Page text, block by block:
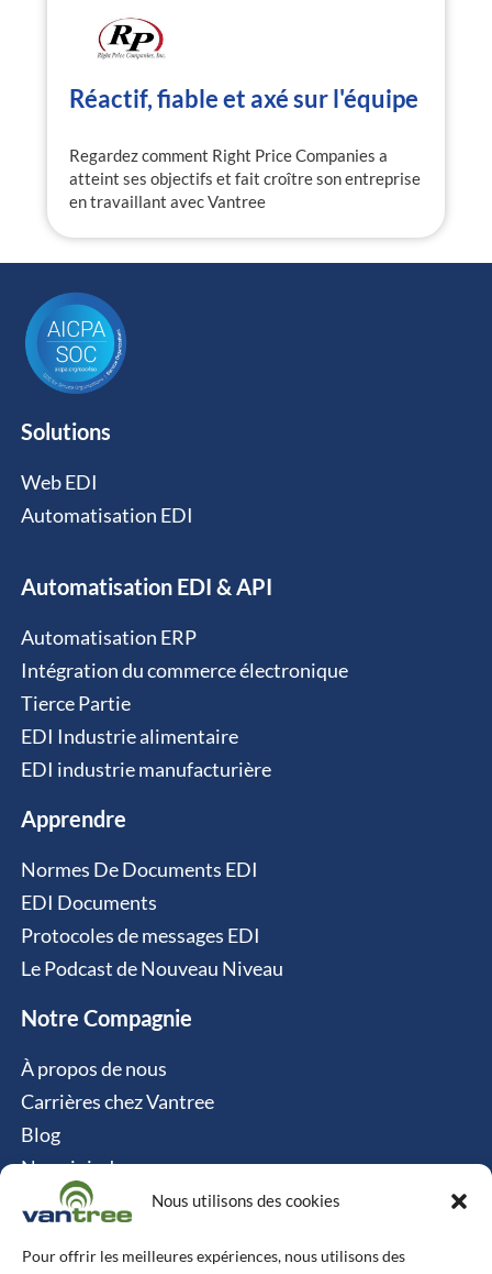
Nous utilisons des cookies
Pour offrir les meilleures expériences, nous utilisons des
Réactif, fiable et axé sur l'équipe
Regardez comment Right Price Companies a
atteint ses objectifs et fait croître son entreprise
en travaillant avec Vantree
Solutions
Web EDI
Automatisation EDI
Automatisation EDI & API
Automatisation ERP
Intégration du commerce électronique
Tierce Partie
EDI Industrie alimentaire
EDI industrie manufacturière
Apprendre
Normes De Documents EDI
EDI Documents
Protocoles de messages EDI
Le Podcast de Nouveau Niveau
Notre Compagnie
À propos de nous
Carrières chez Vantree
Blog
Nous joindre
Politique relative aux cookies
Contact